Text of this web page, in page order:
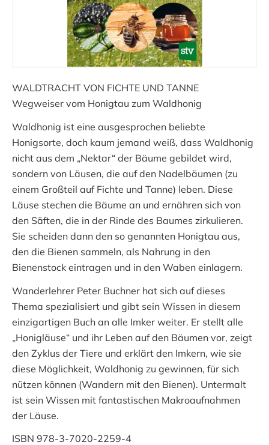
WALDTRACHT VON FICHTE UND TANNE
Wegweiser vom Honigtau zum Waldhonig
Waldhonig ist eine ausgesprochen beliebte
Honigsorte, doch kaum jemand weiß, dass Waldhonig
nicht aus dem „Nektar“ der Bäume gebildet wird,
sondern von Läusen, die auf den Nadelbäumen (zu
einem Großteil auf Fichte und Tanne) leben. Diese
Läuse stechen die Bäume an und ernähren sich von
den Säften, die in der Rinde des Baumes zirkulieren.
Sie scheiden dann den so genannten Honigtau aus,
den die Bienen sammeln, als Nahrung in den
Bienenstock eintragen und in den Waben einlagern.
Wanderlehrer Peter Buchner hat sich auf dieses
Thema spezialisiert und gibt sein Wissen in diesem
einzigartigen Buch an alle Imker weiter. Er stellt alle
„Honigläuse“ und ihr Leben auf den Bäumen vor, zeigt
den Zyklus der Tiere und erklärt den Imkern, wie sie
diese Möglichkeit, Waldhonig zu gewinnen, für sich
nützen können (Wandern mit den Bienen). Untermalt
ist sein Wissen mit fantastischen Makroaufnahmen
der Läuse.
ISBN 978-3-7020-2259-4